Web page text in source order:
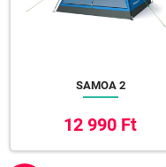
SAMOA 2
12 990 Ft